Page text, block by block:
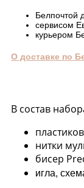
Белпочтой
сервисом
курьером
О доставке по
В состав
нитки
бисер
игла,